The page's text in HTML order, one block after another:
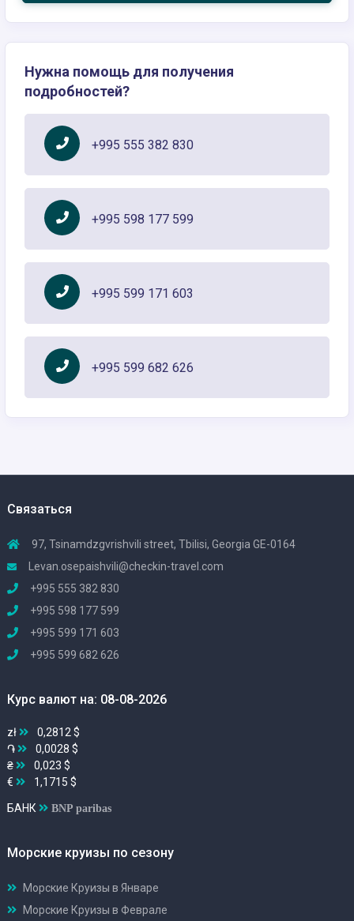
Нужна помощь для получения
подробностей?
+995 555 382 830
+995 598 177 599
+995 599 171 603
+995 599 682 626
Связаться
97, Tsinamdzgvrishvili street, Tbilisi, Georgia GE-0164
Levan.osepaishvili@checkin-travel.com
+995 555 382 830
+995 598 177 599
+995 599 171 603
+995 599 682 626
Курс валют на: 08-08-2026
zł
0,2812 $
֏
0,0028 $
₴
0,023 $
€
1,1715 $
БАНК BNP paribas
Морские круизы по сезону
Морские Круизы в Январе
Морские Круизы в Феврале